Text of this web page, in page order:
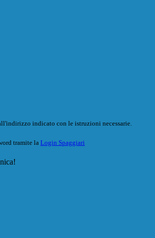
indicato con le istruzioni necessarie.
tramite la Login Spaggiari